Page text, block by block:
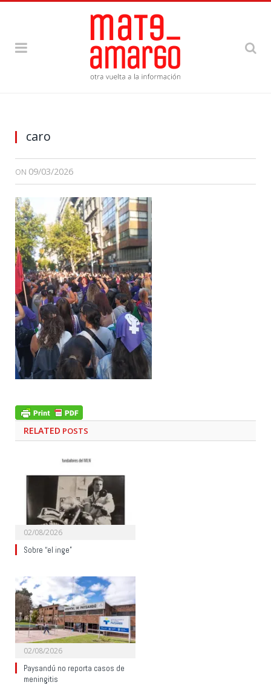
caro
ON 09/03/2026
RELATED POSTS
02/08/2026
Sobre “el inge”
02/08/2026
Paysandú no reporta casos de
meningitis